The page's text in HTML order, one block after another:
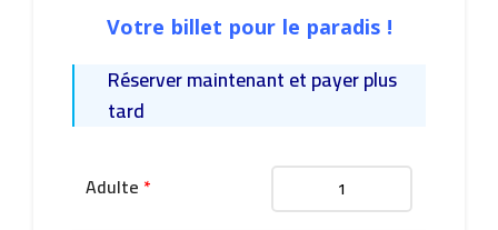
Votre billet pour le paradis !
Réserver maintenant et payer plus
tard
Adulte *